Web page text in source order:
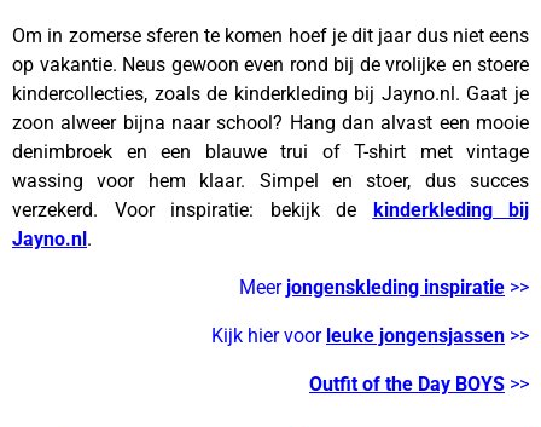
Om in zomerse sferen te komen hoef je dit jaar dus niet eens
op vakantie. Neus gewoon even rond bij de vrolijke en stoere
kindercollecties, zoals de kinderkleding bij Jayno.nl. Gaat je
zoon alweer bijna naar school? Hang dan alvast een mooie
denimbroek en een blauwe trui of T-shirt met vintage
wassing voor hem klaar. Simpel en stoer, dus succes
verzekerd. Voor inspiratie: bekijk de kinderkleding bij
Jayno.nl.
Meer jongenskleding inspiratie >>
Kijk hier voor leuke jongensjassen >>
Outfit of the Day BOYS >>